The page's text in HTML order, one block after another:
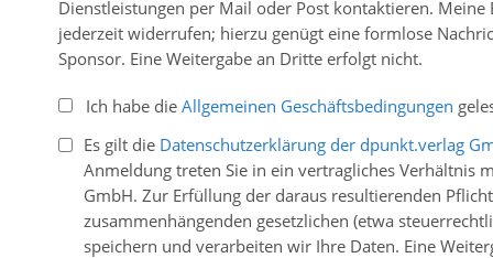
Dienstleistungen per Mail oder Post kontaktieren. Meine
jederzeit widerrufen; hierzu genügt eine formlose
Sponsor. Eine Weitergabe an Dritte erfolgt nicht.
Ich habe die Allgemeinen Geschäftsbedingungen
Es gilt die Datenschutzerklärung der dpunkt.verlag
Anmeldung treten Sie in ein vertragliches Verhältnis
GmbH. Zur Erfüllung der daraus resultierenden
zusammenhängenden gesetzlichen (etwa
speichern und verarbeiten wir Ihre Daten. Eine